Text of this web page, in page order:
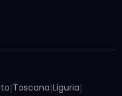
|Toscana|Liguria|